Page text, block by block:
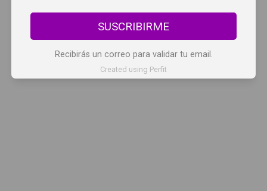
SUSCRIBIRME
Recibirás un correo para validar tu email.
Created using Perfit